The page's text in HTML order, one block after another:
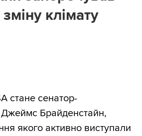
клімату
стане сенатор-
Джеймс Брайденстайн,
якого активно виступали